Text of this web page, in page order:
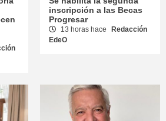
inscripción a las Becas
Progresar
13 horas hace
Redacción
EdeO